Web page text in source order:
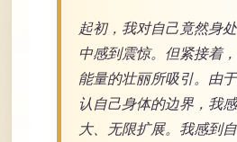
起初，我对自己竟然身
中感到震惊。但紧接着
能量的壮丽所吸引。由
认自己身体的边界，我
大、无限扩展。我感到